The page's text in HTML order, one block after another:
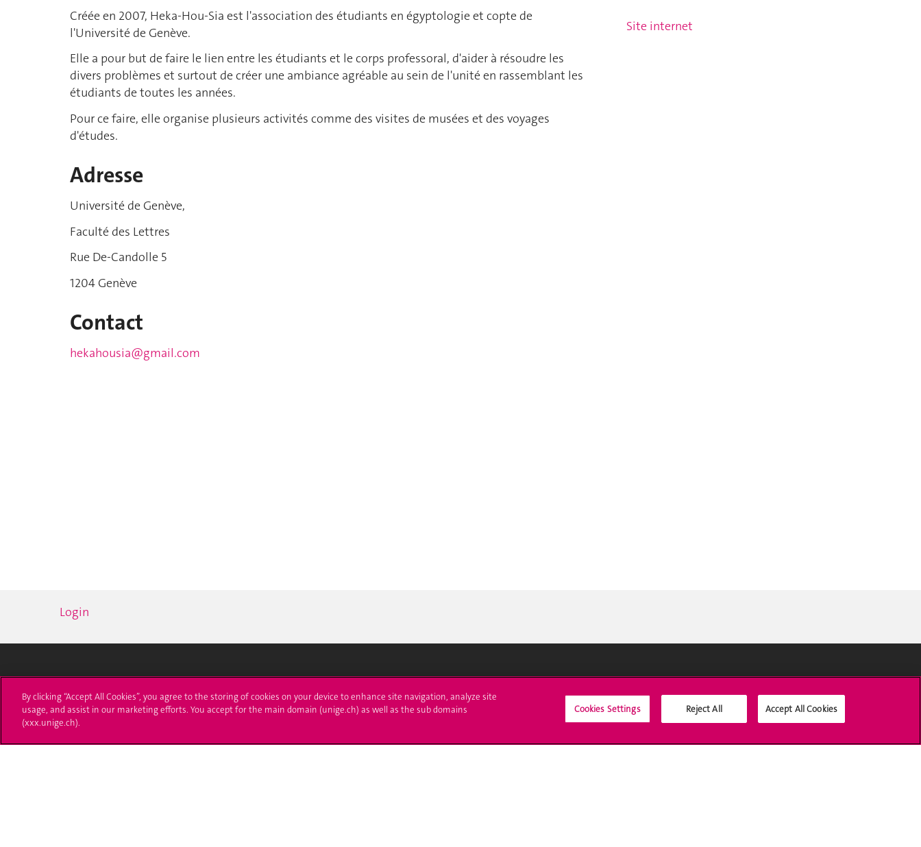
Créée en 2007, Heka-Hou-Sia est l'association des étudiants en égyptologie et copte de
l'Université de Genève.
Elle a pour but de faire le lien entre les étudiants et le corps professoral, d'aider à résoudre les
divers problèmes et surtout de créer une ambiance agréable au sein de l'unité en rassemblant les
étudiants de toutes les années.
Pour ce faire, elle organise plusieurs activités comme des visites de musées et des voyages
d'études.
Adresse
Université de Genève,
Faculté des Lettres
Rue De-Candolle 5
1204 Genève
Contact
hekahousia@gmail.com
Site internet
Login
Université de Genève
24 rue du Général-Dufour
T. +41 (0)22 379 71 11
S'inscrire à l'UNIGE
Immatriculations
Démarches administratives
L'UNIGE vous informe
Médias
By clicking “Accept All Cookies”, you agree to the storing of cookies on your device to enhance site navigation, analyze site
usage, and assist in our marketing efforts. You accept for the main domain (unige.ch) as well as the sub domains
(xxx.unige.ch).
Cookies Settings Reject All Accept All Cookies